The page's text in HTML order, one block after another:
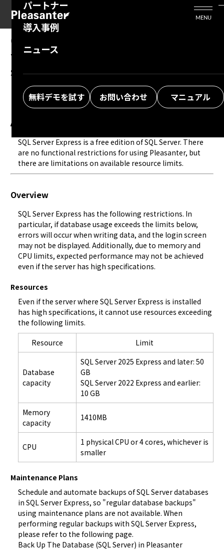
活用シーン
Enterprise Edition
パートナー
プリザンタービジネスを検討中の方
導入事例
ニュース
無料デモを試す お問い合わせ マニュアル
MENU
01.13.2026
Teach me about the limitations of SQL
Server Express.
Answer
SQL Server Express is a free edition of SQL Server. There
are no functional restrictions for using Pleasanter, but
there are limitations on available resource limits.
Overview
SQL Server Express has the following restrictions. In
particular, if database usage exceeds the limits below,
errors will occur when writing data, and the login screen
may not be displayed. Additionally, due to memory and
CPU limits, expected performance may not be achieved
even if the server has high specifications.
Resources
Even if the server where SQL Server Express is installed
has high specifications, it cannot use resources exceeding
the following limits.
Resource
Limit
Database
capacity
SQL Server 2025 Express and later: 50
GB
SQL Server 2022 Express and earlier:
10 GB
Memory
capacity
1410MB
CPU
1 physical CPU or 4 cores, whichever is
smaller
Maintenance Plans
Schedule and automate backups of SQL Server databases
in SQL Server Express, so "regular database backups"
using maintenance plans are not available. When
performing regular backups with SQL Server Express,
Back Up The Database (SQL Server) in Pleasanter